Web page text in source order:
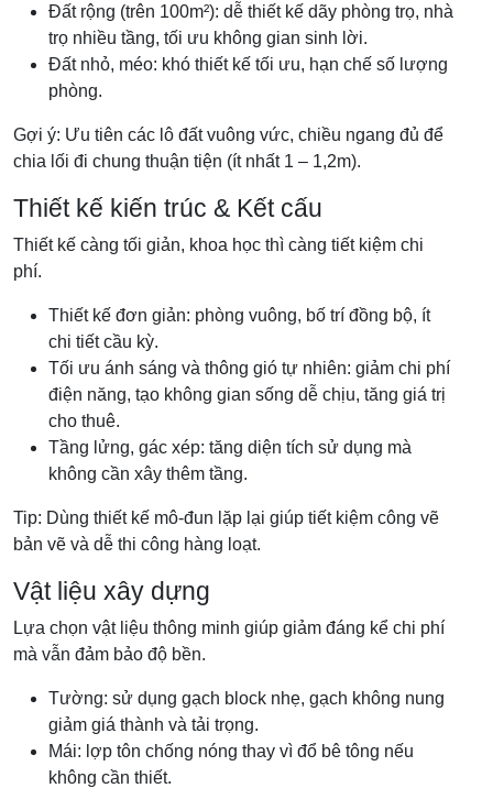
Đất rộng (trên 100m²): dễ thiết kế dãy phòng trọ, nhà
trọ nhiều tầng, tối ưu không gian sinh lời.
Đất nhỏ, méo: khó thiết kế tối ưu, hạn chế số lượng
phòng.
Gợi ý: Ưu tiên các lô đất vuông vức, chiều ngang đủ để
chia lối đi chung thuận tiện (ít nhất 1 – 1,2m).
Thiết kế kiến trúc & Kết cấu
Thiết kế càng tối giản, khoa học thì càng tiết kiệm chi
phí.
Thiết kế đơn giản: phòng vuông, bố trí đồng bộ, ít
chi tiết cầu kỳ.
Tối ưu ánh sáng và thông gió tự nhiên: giảm chi phí
điện năng, tạo không gian sống dễ chịu, tăng giá trị
cho thuê.
Tầng lửng, gác xép: tăng diện tích sử dụng mà
không cần xây thêm tầng.
Tip: Dùng thiết kế mô-đun lặp lại giúp tiết kiệm công vẽ
bản vẽ và dễ thi công hàng loạt.
Vật liệu xây dựng
Lựa chọn vật liệu thông minh giúp giảm đáng kể chi phí
mà vẫn đảm bảo độ bền.
Tường: sử dụng gạch block nhẹ, gạch không nung
giảm giá thành và tải trọng.
Mái: lợp tôn chống nóng thay vì đổ bê tông nếu
không cần thiết.